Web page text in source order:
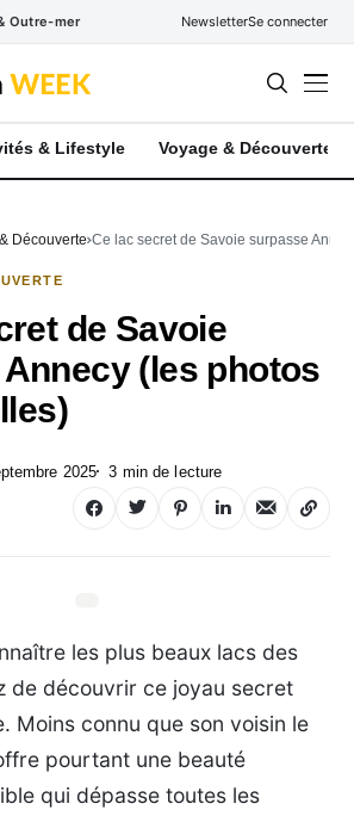
Outre-mer NewsletterSe connecter
& Lifestyle Voyage & Découverte
Découverte Ce lac secret de Savoie surpasse
de Savoie
(les photos
2025 3 min de lecture
les plus beaux lacs des
de découvrir ce joyau secret
Moins connu que son voisin le
pourtant une beauté
qui dépasse toutes les